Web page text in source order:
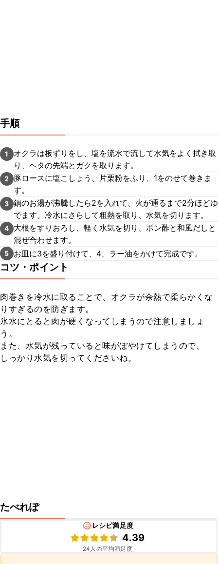
手順
1
オクラは板ずりをし、塩を流水で流して水気をよく拭き取
り、ヘタの先端とガクを取ります。
2
豚ロースに塩こしょう、片栗粉をふり、1をのせて巻きま
す。
3 鍋のお湯が沸騰したら2を入れて、火が通るまで2分ほどゆ
でます。冷水にさらして粗熱を取り、水気を切ります。
4
大根をすりおろし、軽く水気を切り、ポン酢と和風だしと
混ぜ合わせます。
5 お皿に3を盛り付けて、4、ラー油をかけて完成です。
コツ・ポイント
肉巻きを冷水に取ることで、オクラが余熱で柔らかくな
りすぎるのを防ぎます。
氷水にとると肉が硬くなってしまうので注意しましょ
う。
また、水気が残っていると味がぼやけてしまうので、
しっかり水気を切ってくださいね。
たべれぽ
レシピ満足度
4.39
24 人の平均満足度